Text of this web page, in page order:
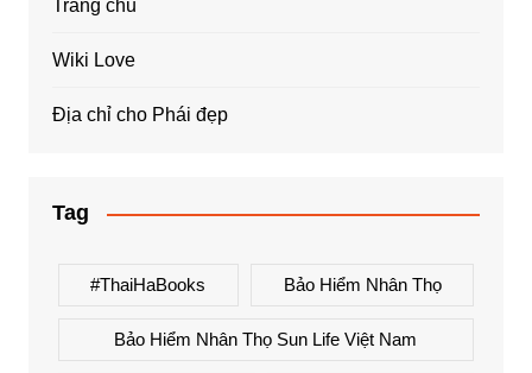
Trang chủ
Wiki Love
Địa chỉ cho Phái đẹp
Tag
#ThaiHaBooks Bảo Hiểm Nhân Thọ
Bảo Hiểm Nhân Thọ Sun Life Việt Nam